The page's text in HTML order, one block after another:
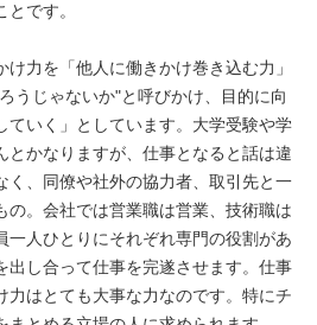
です。
力を「他人に働きかけ巻き込む力」
うじゃないか"と呼びかけ、目的に向
ていく」としています。大学受験や学
とかなりますが、仕事となると話は違
く、同僚や社外の協力者、取引先と一
の。会社では営業職は営業、技術職は
一人ひとりにそれぞれ専門の役割があ
出し合って仕事を完遂させます。仕事
力はとても大事な力なのです。特にチ